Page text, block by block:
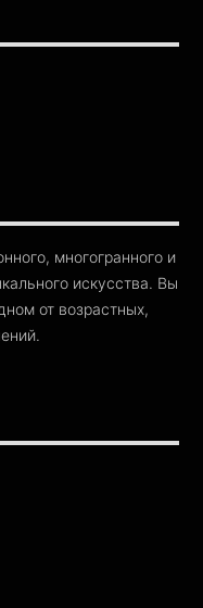
многогранного и
искусства. Вы
от возрастных,